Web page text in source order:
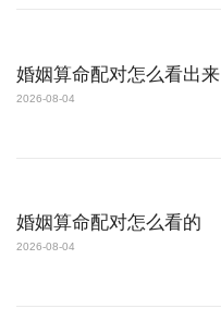
婚姻算命配对怎么看出来
2026-08-04
婚姻算命配对怎么看的
2026-08-04